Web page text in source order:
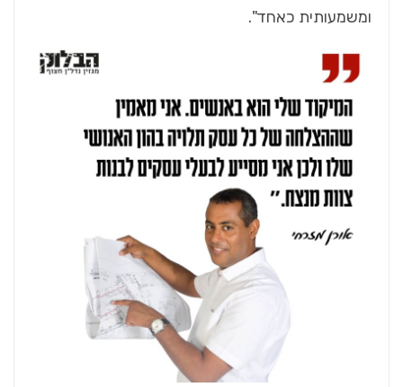
ומשמעותית כאחד".